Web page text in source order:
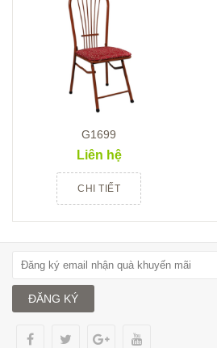
G1699
Liên hệ
CHI TIẾT
ĐĂNG KÝ